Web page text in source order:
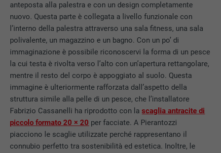
anteposta alla palestra e con un design completamente
nuovo. Questa parte è collegata a livello funzionale con
l’interno della palestra attraverso una sala fitness, una sala
polivalente, un magazzino e un bagno. Con un po’ di
immaginazione è possibile riconoscervi la forma di un pesce
la cui testa è rivolta verso l’alto con un’apertura rettangolare,
mentre il resto del corpo è appoggiato al suolo. Questa
immagine è ulteriormente rafforzata dall’aspetto della
struttura simile alla pelle di un pesce, che l’installatore
Fabrizio Cassanelli ha riprodotto con lascaglia antracite di
piccolo formato 20 × 20 per facciate. A Pierantozzi
piacciono le scaglie utilizzate perché rappresentano il
connubio perfetto tra sostenibilità ed estetica. Inoltre, le